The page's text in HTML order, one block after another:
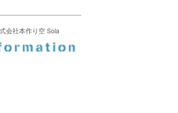
会社本作り空 Sola